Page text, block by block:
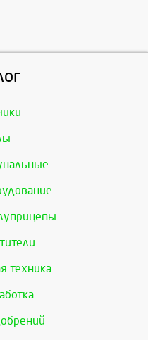
техника